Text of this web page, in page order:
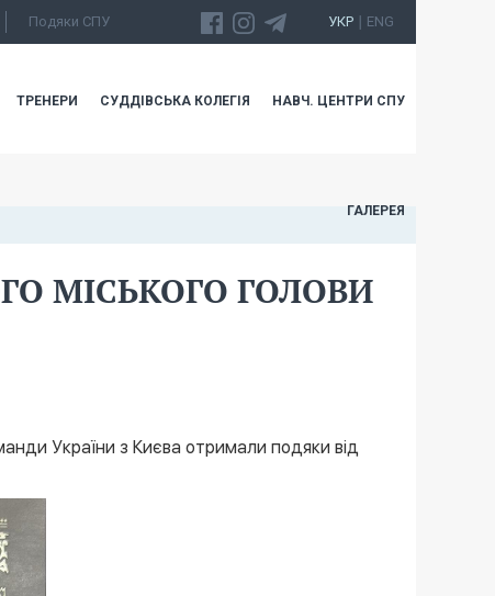
Подяки СПУ УКР ENG
ТРЕНЕРИ СУДДІВСЬКА КОЛЕГІЯ НАВЧ. ЦЕНТРИ СПУ
ГАЛЕРЕЯ
МІСЬКОГО ГОЛОВИ
України з Києва отримали подяки від